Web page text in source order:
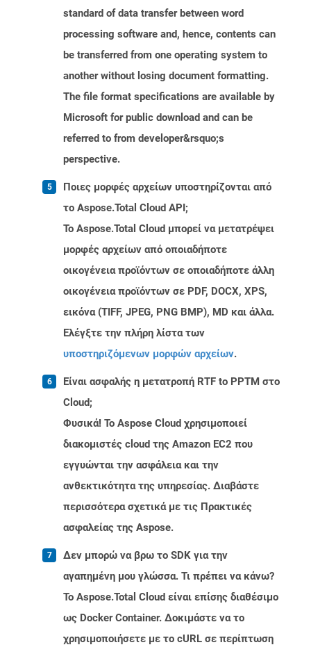
standard of data transfer between word
processing software and, hence, contents can
be transferred from one operating system to
another without losing document formatting.
The file format specifications are available by
Microsoft for public download and can be
referred to from developer&rsquo;s
perspective.
Ποιες μορφές αρχείων υποστηρίζονται από
το Aspose.Total Cloud API;
Το Aspose.Total Cloud μπορεί να μετατρέψει
μορφές αρχείων από οποιαδήποτε
οικογένεια προϊόντων σε οποιαδήποτε άλλη
οικογένεια προϊόντων σε PDF, DOCX, XPS,
εικόνα (TIFF, JPEG, PNG BMP), MD και άλλα.
Ελέγξτε την πλήρη λίστα των
υποστηριζόμενων μορφών αρχείων.
Είναι ασφαλής η μετατροπή RTF to PPTM στο
Cloud;
Φυσικά! Το Aspose Cloud χρησιμοποιεί
διακομιστές cloud της Amazon EC2 που
εγγυώνται την ασφάλεια και την
ανθεκτικότητα της υπηρεσίας. Διαβάστε
περισσότερα σχετικά με τις Πρακτικές
ασφαλείας της Aspose.
Δεν μπορώ να βρω το SDK για την
αγαπημένη μου γλώσσα. Τι πρέπει να κάνω?
Το Aspose.Total Cloud είναι επίσης διαθέσιμο
ως Docker Container. Δοκιμάστε να το
χρησιμοποιήσετε με το cURL σε περίπτωση